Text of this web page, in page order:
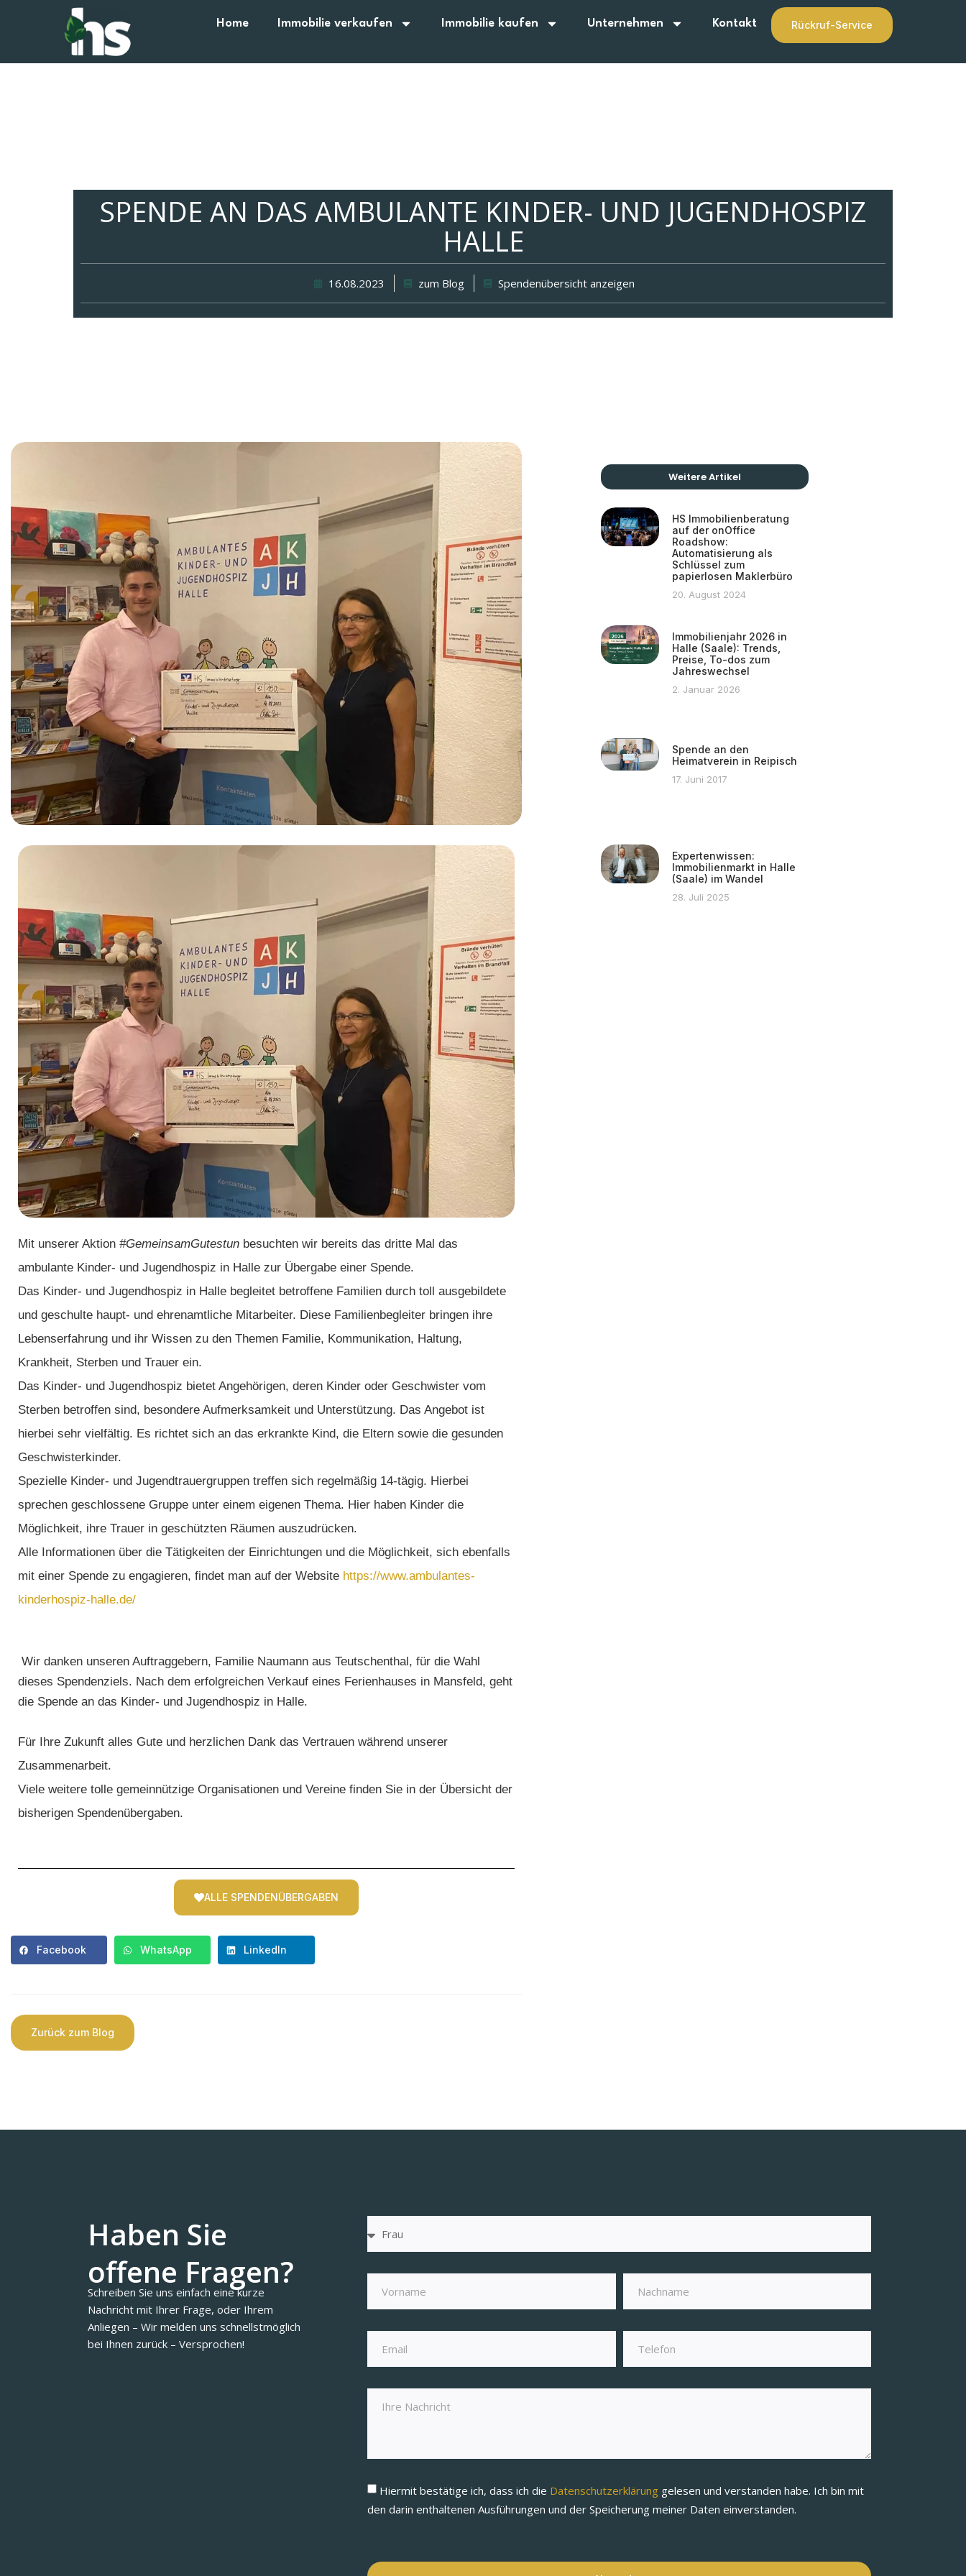
Home Immobilie verkaufen Immobilie kaufen Unternehmen Kontakt Rückruf-Service
SPENDE AN DAS AMBULANTE KINDER- UND JUGENDHOSPIZ
HALLE
16.08.2023 zum Blog Spendenübersicht anzeigen
Mit unserer Aktion #GemeinsamGutestun besuchten wir bereits das dritte Mal das
ambulante Kinder- und Jugendhospiz in Halle zur Übergabe einer Spende.
Das Kinder- und Jugendhospiz in Halle begleitet betroffene Familien durch toll ausgebildete
und geschulte haupt- und ehrenamtliche Mitarbeiter. Diese Familienbegleiter bringen ihre
Lebenserfahrung und ihr Wissen zu den Themen Familie, Kommunikation, Haltung,
Krankheit, Sterben und Trauer ein.
Das Kinder- und Jugendhospiz bietet Angehörigen, deren Kinder oder Geschwister vom
Sterben betroffen sind, besondere Aufmerksamkeit und Unterstützung. Das Angebot ist
hierbei sehr vielfältig. Es richtet sich an das erkrankte Kind, die Eltern sowie die gesunden
Geschwisterkinder.
Spezielle Kinder- und Jugendtrauergruppen treffen sich regelmäßig 14-tägig. Hierbei
sprechen geschlossene Gruppe unter einem eigenen Thema. Hier haben Kinder die
Möglichkeit, ihre Trauer in geschützten Räumen auszudrücken.
Alle Informationen über die Tätigkeiten der Einrichtungen und die Möglichkeit, sich ebenfalls
mit einer Spende zu engagieren, findet man auf der Website https://www.ambulantes-
kinderhospiz-halle.de/
Wir danken unseren Auftraggebern, Familie Naumann aus Teutschenthal, für die Wahl
dieses Spendenziels. Nach dem erfolgreichen Verkauf eines Ferienhauses in Mansfeld, geht
die Spende an das Kinder- und Jugendhospiz in Halle.
Für Ihre Zukunft alles Gute und herzlichen Dank das Vertrauen während unserer
Zusammenarbeit.
Viele weitere tolle gemeinnützige Organisationen und Vereine finden Sie in der Übersicht der
bisherigen Spendenübergaben.
ALLE SPENDENÜBERGABEN
Facebook WhatsApp LinkedIn
Zurück zum Blog
Weitere Artikel
HS Immobilienberatung
auf der onOffice
Roadshow:
Automatisierung als
Schlüssel zum
papierlosen Maklerbüro
20. August 2024
Immobilienjahr 2026 in
Halle (Saale): Trends,
Preise, To-dos zum
Jahreswechsel
2. Januar 2026
Spende an den
Heimatverein in Reipisch
17. Juni 2017
Expertenwissen:
Immobilienmarkt in Halle
(Saale) im Wandel
28. Juli 2025
Haben Sie
offene Fragen?
Schreiben Sie uns einfach eine kurze
Nachricht mit Ihrer Frage, oder Ihrem
Anliegen – Wir melden uns schnellstmöglich
bei Ihnen zurück – Versprochen!
Hiermit bestätige ich, dass ich die Datenschutzerklärung gelesen und verstanden habe. Ich bin mit
den darin enthaltenen Ausführungen und der Speicherung meiner Daten einverstanden.